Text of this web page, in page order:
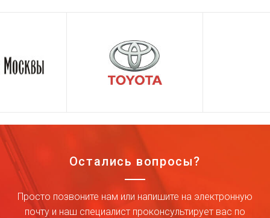
Остались вопросы?
Просто позвоните нам или напишите на электронную
почту и наш специалист проконсультирует вас по